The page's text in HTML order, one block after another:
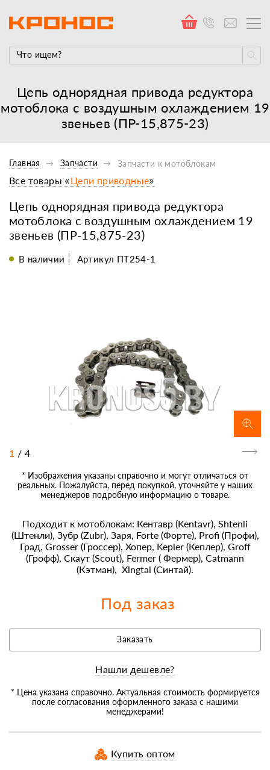
Цепь однорядная привода редуктора
мотоблока с воздушным охлаждением 19
звеньев (ПР-15,875-23)
Главная Запчасти Запчасти к мотоблокам
Цепь однорядная привода редуктора
мотоблока с воздушным охлаждением 19
звеньев (ПР-15,875-23)
Все товары «Цепи приводные»
В наличии Артикул ПТ254-1
1 / 4
* Изображения указаны справочно и могут отличаться от
реальных. Пожалуйста, перед покупкой, уточняйте у наших
менеджеров подробную информацию о товаре.
Подходит к мотоблокам: Кентавр (Kentavr), Shtenli
(Штенли), Зубр (Zubr), Заря, Forte (Форте), Profi (Профи),
Град, Grosser (Гроссер), Хопер, Kepler (Кеплер), Groff
(Грофф), Скаут (Scout), Fermer ( Фермер), Catmann
(Кэтман), Xingtai (Синтай).
Под заказ
Заказать
Нашли дешевле?
* Цена указана справочно. Актуальная стоимость формируется
после согласования оформленного заказа с нашими
менеджерами!
Купить оптом